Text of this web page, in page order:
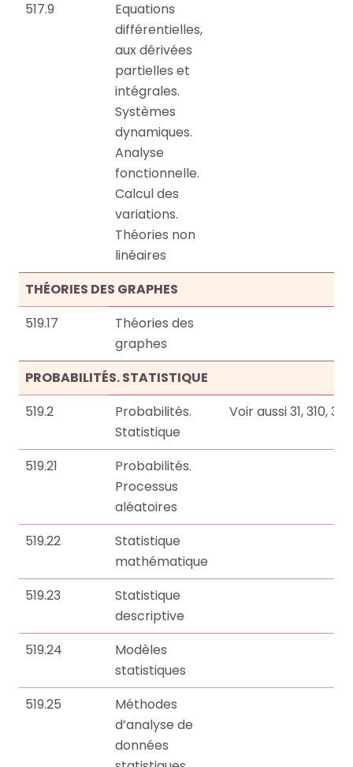
517.9
Equations
différentielles,
aux dérivées
partielles et
intégrales.
Systèmes
dynamiques.
Analyse
fonctionnelle.
Calcul des
variations.
Théories non
linéaires
THÉORIES DES GRAPHES
519.17
Théories des
graphes
PROBABILITÉS. STATISTIQUE
519.2
Probabilités.
Statistique
Voir aussi 31, 310,
519.21
Probabilités.
Processus
aléatoires
519.22
Statistique
mathématique
519.23
Statistique
descriptive
519.24
Modèles
statistiques
519.25
Méthodes
d’analyse de
données